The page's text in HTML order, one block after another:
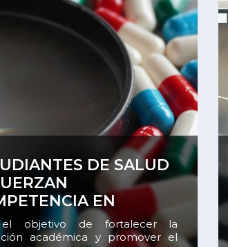
DE SALUD
EN
objetivo de fortalecer la
académica y promover el